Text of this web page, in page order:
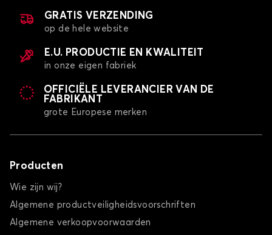
GRATIS VERZENDING
op de hele website
E.U. PRODUCTIE EN KWALITEIT
in onze eigen fabriek
OFFICIËLE LEVERANCIER VAN DE
FABRIKANT
grote Europese merken
Producten
Wie zijn wij?
Algemene productveiligheidsvoorschriften
Algemene verkoopvoorwaarden